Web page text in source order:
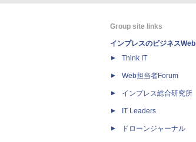
Group site links
インプレスのビジネスWeb
Think IT
Web担当者Forum
インプレス総合研究所
IT Leaders
ドローンジャーナル